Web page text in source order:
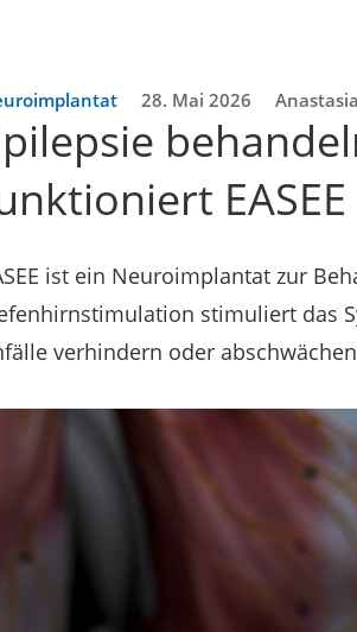
28. Mai 2026
EASEE
ist ein Neuroimplantat zur
stimuliert das
verhindern oder